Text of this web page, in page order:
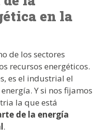
en la
de los sectores
recursos energéticos.
es el industrial el
Y si nos fijamos
la que está
de la energía
.